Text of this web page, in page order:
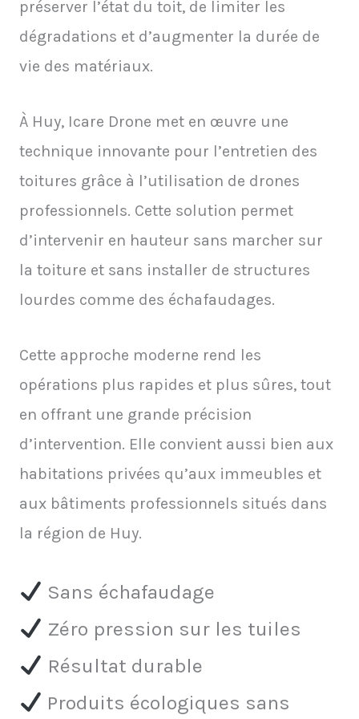
préserver l’état du toit, de limiter les
dégradations et d’augmenter la durée de
vie des matériaux.
À Huy, Icare Drone met en œuvre une
technique innovante pour l’entretien des
toitures grâce à l’utilisation de drones
professionnels. Cette solution permet
d’intervenir en hauteur sans marcher sur
la toiture et sans installer de structures
lourdes comme des échafaudages.
Cette approche moderne rend les
opérations plus rapides et plus sûres, tout
en offrant une grande précision
d’intervention. Elle convient aussi bien aux
habitations privées qu’aux immeubles et
aux bâtiments professionnels situés dans
la région de Huy.
Sans échafaudage
Zéro pression sur les tuiles
Résultat durable
Produits écologiques sans